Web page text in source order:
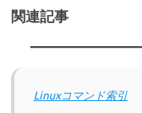
関連記事
Linuxコマンド索引